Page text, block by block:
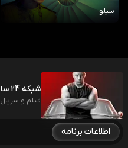
سیلو
شبکه 24 ساعته فیلم و سریال
فیلم و سریال
اطلاعات برنامه